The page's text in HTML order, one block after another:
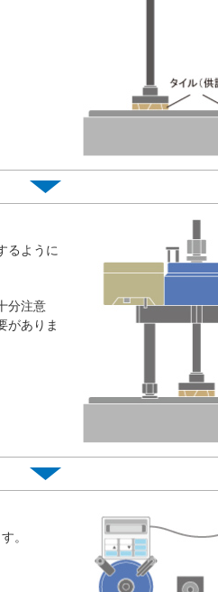
るように
分注意
がありま
。